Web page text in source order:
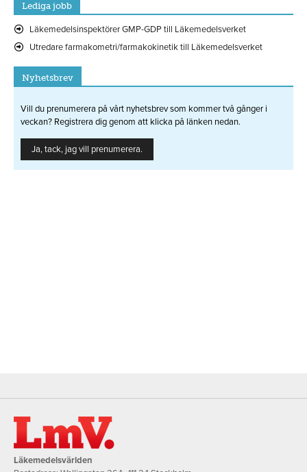
Lediga jobb
Läkemedelsinspektörer GMP-GDP till Läkemedelsverket
Utredare farmakometri/farmakokinetik till Läkemedelsverket
Nyhetsbrev
Vill du prenumerera på vårt nyhetsbrev som kommer två gånger i
veckan? Registrera dig genom att klicka på länken nedan.
Ja, tack, jag vill prenumerera.
Läkemedelsvärlden